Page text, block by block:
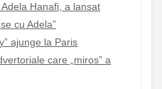
Hanafi, a lansat
cu Adela”
ajunge la Paris
care „miros” a